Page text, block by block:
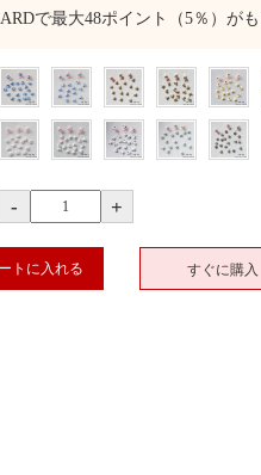
で最大48ポイント（5％）がも
- +
トに入れる すぐに購入